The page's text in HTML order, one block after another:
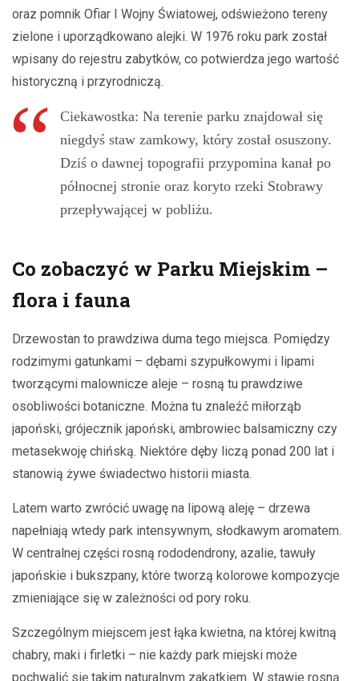
oraz pomnik Ofiar I Wojny Światowej, odświeżono tereny
zielone i uporządkowano alejki. W 1976 roku park został
wpisany do rejestru zabytków, co potwierdza jego wartość
historyczną i przyrodniczą.
Ciekawostka: Na terenie parku znajdował się
niegdyś staw zamkowy, który został osuszony.
Dziś o dawnej topografii przypomina kanał po
północnej stronie oraz koryto rzeki Stobrawy
przepływającej w pobliżu.
Co zobaczyć w Parku Miejskim –
flora i fauna
Drzewostan to prawdziwa duma tego miejsca. Pomiędzy
rodzimymi gatunkami – dębami szypułkowymi i lipami
tworzącymi malownicze aleje – rosną tu prawdziwe
osobliwości botaniczne. Można tu znaleźć miłorząb
japoński, grójecznik japoński, ambrowiec balsamiczny czy
metasekwoję chińską. Niektóre dęby liczą ponad 200 lat i
stanowią żywe świadectwo historii miasta.
Latem warto zwrócić uwagę na lipową aleję – drzewa
napełniają wtedy park intensywnym, słodkawym aromatem.
W centralnej części rosną rododendrony, azalie, tawuły
japońskie i bukszpany, które tworzą kolorowe kompozycje
zmieniające się w zależności od pory roku.
Szczególnym miejscem jest łąka kwietna, na której kwitną
chabry, maki i firletki – nie każdy park miejski może
pochwalić się takim naturalnym zakątkiem. W stawie rosną